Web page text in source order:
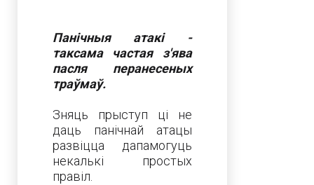
Панічныя атакі -
таксама частая з'ява
пасля перанесеных
траўмаў.
Зняць прыступ ці не
даць панічнай атацы
развіцца дапамогуць
некалькі простых
правіл.